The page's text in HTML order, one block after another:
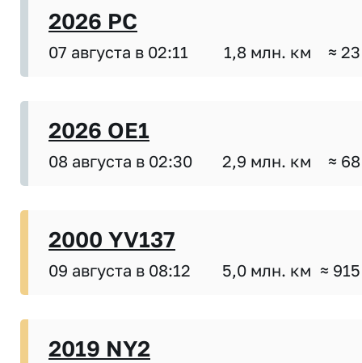
2026 PC
07 августа в 02:11 1,8 млн. км ≈
2026 OE1
08 августа в 02:30 2,9 млн. км ≈
2000 YV137
09 августа в 08:12 5,0 млн. км ≈
2019 NY2